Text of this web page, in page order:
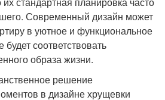
Современный дизайн может
в уютное и функциональное
будет соответствовать
образа жизни.
решение
в дизайне хрущевки